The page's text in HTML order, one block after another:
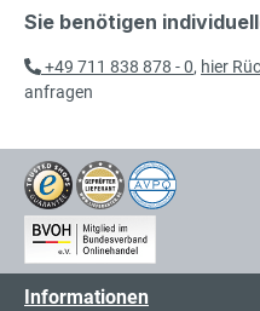
Elektromechanische
Sie benötigen
+49 711 838 878 - 0, hier
anfragen
Informationen